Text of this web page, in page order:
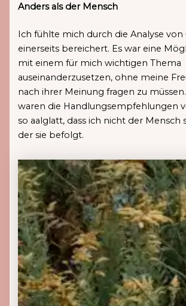
Anders als der Mensch
Ich fühlte mich durch die Analyse von
einerseits bereichert. Es war eine
mit einem für mich wichtigen Thema
auseinanderzusetzen, ohne meine
nach ihrer Meinung fragen zu
waren die Handlungsempfehlungen
so aalglatt, dass ich nicht der Mensch
der sie befolgt.